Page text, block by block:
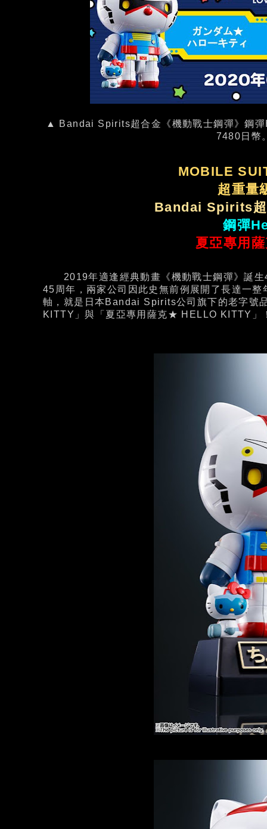
▲ Bandai Spirits超合金《機動戰士鋼彈》鋼
7480日幣
MOBILE
超重量
Bandai Spirits超
鋼彈
夏亞專用
2019年適逢經典動畫《機動戰士鋼彈》誕生
45周年，兩家公司因此史無前例展開了長達一
軸，就是日本Bandai Spirits公司旗下的老字
KITTY」與「夏亞專用薩克★ HELLO KITTY」